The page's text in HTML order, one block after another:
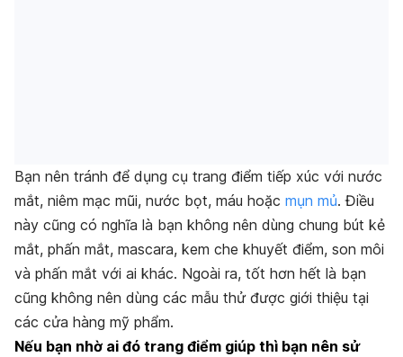
Bạn nên tránh để dụng cụ trang điểm tiếp xúc với nước
mắt, niêm mạc mũi, nước bọt, máu hoặc mụn mủ. Điều
này cũng có nghĩa là bạn không nên dùng chung bút kẻ
mắt, phấn mắt, mascara, kem che khuyết điểm, son môi
và phấn mắt với ai khác. Ngoài ra, tốt hơn hết là bạn
cũng không nên dùng các mẫu thử được giới thiệu tại
các cửa hàng mỹ phẩm.
Nếu bạn nhờ ai đó trang điểm giúp thì bạn nên sử